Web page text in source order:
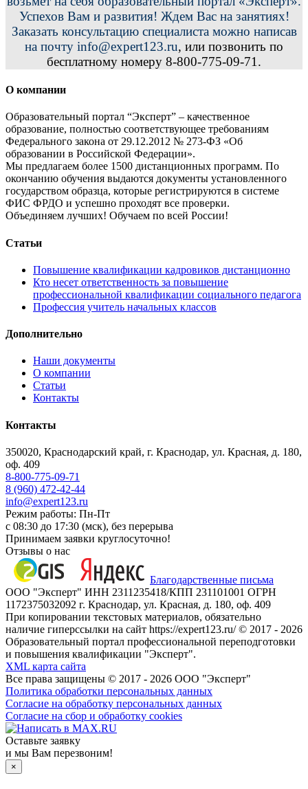
Успехов Вам и развития! Ждем Вас на занятиях!
Заказать консультацию специалиста можно написав
на почту info@expert123.ru, или позвонить по
бесплатному номеру 8-800-775-09-71.
О компании
Образовательный портал “Эксперт” – качественное
образование, полностью соответствующее требованиям
Федерального закона от 29.12.2012 № 273-ФЗ «Об
образовании в Российской Федерации».
Мы предлагаем более 1500 дистанционных программ. По
окончанию обучения выдаются документы установленного
государством образца, которые регистрируются в системе
ФИС ФРДО и успешно проходят все проверки.
Объединяем лучших! Обучаем по всей России!
Статьи
Повышение квалификации кадровиков дистанционно
Кто несет ответственность за повышение
профессиональной квалификации социального педагога
Профессия учитель начальных классов
Дополнительно
Наши документы
О компании
Статьи
Контакты
Контакты
350020, Краснодарский край, г. Краснодар, ул. Красная, д. 180,
оф. 409
8-800-775-09-71
8 (960) 472-42-44
info@expert123.ru
Режим работы: Пн-Пт
с 08:30 до 17:30 (мск), без перерыва
Принимаем заявки круглосуточно!
Отзывы о нас
Благодарственные письма
ООО "Эксперт" ИНН 2311235418/КПП 231101001 ОГРН
1172375032092 г. Краснодар, ул. Красная, д. 180, оф. 409
При копировании текстовых материалов, обязательно
наличие гиперссылки на сайт https://expert123.ru/ © 2017 - 2026
Образовательный портал профессиональной переподготовки
и повышения квалификации "Эксперт".
XML карта сайта
Все права защищены © 2017 - 2026 ООО "Эксперт"
Политика обработки персональных данных
Согласие на обработку персональных данных
Согласие на сбор и обработку cookies
Оставьте заявку
и мы Вам перезвоним!
×